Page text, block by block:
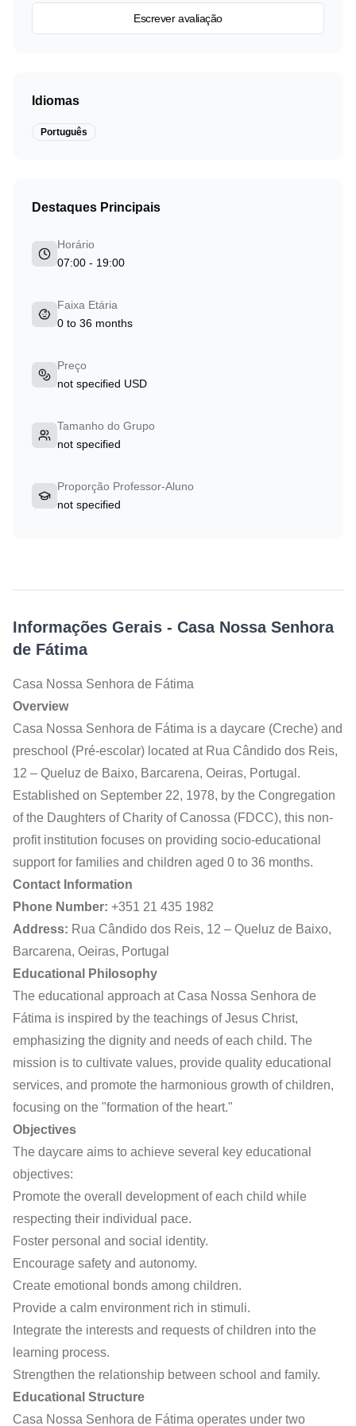
Informações Gerais - Casa Nossa Senhora
de Fátima
Casa Nossa Senhora de Fátima
Overview
Casa Nossa Senhora de Fátima is a daycare (Creche) and
preschool (Pré-escolar) located at Rua Cândido dos Reis,
12 – Queluz de Baixo, Barcarena, Oeiras, Portugal.
Established on September 22, 1978, by the Congregation
of the Daughters of Charity of Canossa (FDCC), this non-
profit institution focuses on providing socio-educational
support for families and children aged 0 to 36 months.
Contact Information
Phone Number: +351 21 435 1982
Address: Rua Cândido dos Reis, 12 – Queluz de Baixo,
Barcarena, Oeiras, Portugal
Educational Philosophy
The educational approach at Casa Nossa Senhora de
Fátima is inspired by the teachings of Jesus Christ,
emphasizing the dignity and needs of each child. The
mission is to cultivate values, provide quality educational
services, and promote the harmonious growth of children,
focusing on the "formation of the heart."
Objectives
The daycare aims to achieve several key educational
objectives:
Promote the overall development of each child while
respecting their individual pace.
Foster personal and social identity.
Encourage safety and autonomy.
Create emotional bonds among children.
Provide a calm environment rich in stimuli.
Integrate the interests and requests of children into the
learning process.
Strengthen the relationship between school and family.
Educational Structure
Casa Nossa Senhora de Fátima operates under two
Escrever avaliação
Idiomas
Português
Destaques Principais
Horário
07:00 - 19:00
Faixa Etária
0 to 36 months
Preço
not specified USD
Tamanho do Grupo
not specified
Proporção Professor-Aluno
not specified